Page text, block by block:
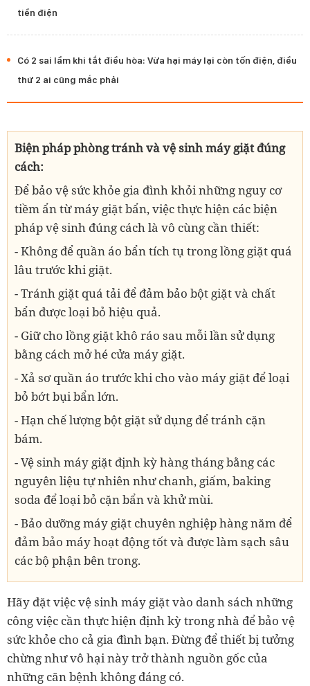
tiền điện
Có 2 sai lầm khi tắt điều hòa: Vừa hại máy lại còn tốn điện, điều
thứ 2 ai cũng mắc phải
Biện pháp phòng tránh và vệ sinh máy giặt đúng
cách:
Để bảo vệ sức khỏe gia đình khỏi những nguy cơ
tiềm ẩn từ máy giặt bẩn, việc thực hiện các biện
pháp vệ sinh đúng cách là vô cùng cần thiết:
- Không để quần áo bẩn tích tụ trong lồng giặt quá
lâu trước khi giặt.
- Tránh giặt quá tải để đảm bảo bột giặt và chất
bẩn được loại bỏ hiệu quả.
- Giữ cho lồng giặt khô ráo sau mỗi lần sử dụng
bằng cách mở hé cửa máy giặt.
- Xả sơ quần áo trước khi cho vào máy giặt để loại
bỏ bớt bụi bẩn lớn.
- Hạn chế lượng bột giặt sử dụng để tránh cặn
bám.
- Vệ sinh máy giặt định kỳ hàng tháng bằng các
nguyên liệu tự nhiên như chanh, giấm, baking
soda để loại bỏ cặn bẩn và khử mùi.
- Bảo dưỡng máy giặt chuyên nghiệp hàng năm để
đảm bảo máy hoạt động tốt và được làm sạch sâu
các bộ phận bên trong.
Hãy đặt việc vệ sinh máy giặt vào danh sách những
công việc cần thực hiện định kỳ trong nhà để bảo vệ
sức khỏe cho cả gia đình bạn. Đừng để thiết bị tưởng
chừng như vô hại này trở thành nguồn gốc của
những căn bệnh không đáng có.